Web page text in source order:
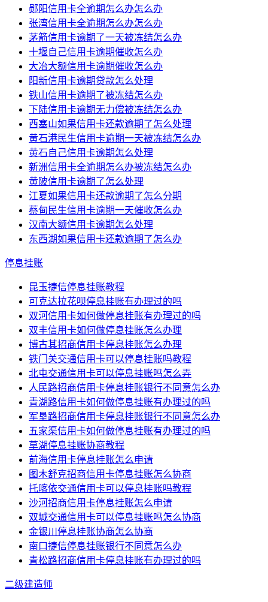
郧阳信用卡全逾期怎么办怎么办
张湾信用卡全逾期怎么办怎么办
茅箭信用卡逾期了一天被冻结怎么办
十堰自己信用卡逾期催收怎么办
大冶大额信用卡逾期催收怎么办
阳新信用卡逾期贷款怎么处理
铁山信用卡逾期了被冻结怎么办
下陆信用卡逾期无力偿被冻结怎么办
西塞山如果信用卡还款逾期了怎么处理
黄石港民生信用卡逾期一天被冻结怎么办
黄石自己信用卡逾期怎么处理
新洲信用卡全逾期怎么办被冻结怎么办
黄陂信用卡逾期了怎么处理
江夏如果信用卡还款逾期了怎么分期
蔡甸民生信用卡逾期一天催收怎么办
汉南大额信用卡逾期怎么处理
东西湖如果信用卡还款逾期了怎么办
停息挂账
昆玉捷信停息挂账教程
可克达拉花呗停息挂账有办理过的吗
双河信用卡如何做停息挂账有办理过的吗
双丰信用卡如何做停息挂账怎么办理
博古其招商信用卡停息挂账怎么办理
铁门关交通信用卡可以停息挂账吗教程
北屯交通信用卡可以停息挂账吗怎么弄
人民路招商信用卡停息挂账银行不同意怎么办
青湖路信用卡如何做停息挂账有办理过的吗
军垦路招商信用卡停息挂账银行不同意怎么办
五家渠信用卡如何做停息挂账有办理过的吗
草湖停息挂账协商教程
前海信用卡停息挂账怎么申请
图木舒克招商信用卡停息挂账怎么协商
托喀依交通信用卡可以停息挂账吗教程
沙河招商信用卡停息挂账怎么申请
双城交通信用卡可以停息挂账吗怎么协商
金银川停息挂账协商怎么协商
南口捷信停息挂账银行不同意怎么办
青松路招商信用卡停息挂账有办理过的吗
二级建造师